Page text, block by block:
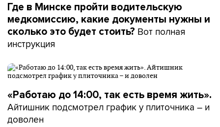
Где в Минске пройти водительскую
медкомиссию, какие документы нужны и
сколько это будет стоить? Вот полная
инструкция
«Работаю до 14:00, так есть время жить».
Айтишник подсмотрел график у плиточника – и
доволен